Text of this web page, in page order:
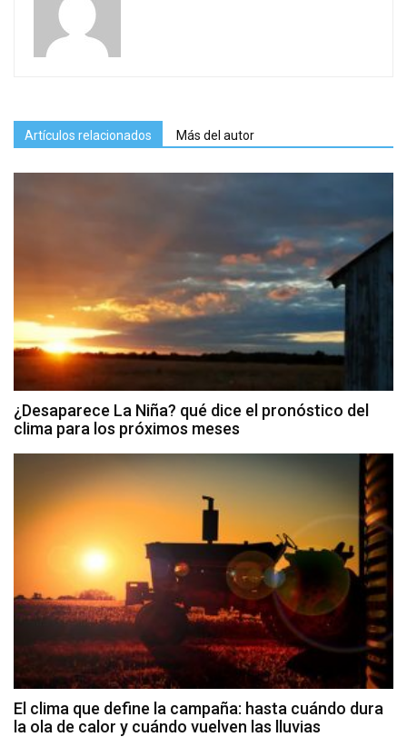
Artículos relacionados Más del autor
¿Desaparece La Niña? qué dice el pronóstico del
clima para los próximos meses
El clima que define la campaña: hasta cuándo dura
la ola de calor y cuándo vuelven las lluvias